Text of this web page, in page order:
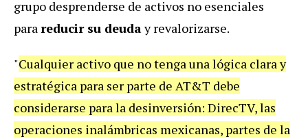
grupo desprenderse de activos no esenciales
parareducir su deuday revalorizarse.
"Cualquier activo que no tenga una lógica clara y
estratégica para ser parte de AT&T debe
considerarse para la desinversión: DirecTV, las
operaciones inalámbricas mexicanas, partes de la